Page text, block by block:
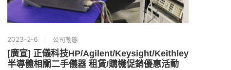
2023-2-6 公司動態
[廣宣] 正儀科技HP/Agilent/Keysight/Keithley
半導體相關二手儀器 租賃/購機促銷優惠活動